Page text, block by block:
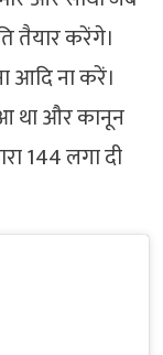
तैयार करेंगे।
आदि ना करें।
था और कानून
144 लगा दी